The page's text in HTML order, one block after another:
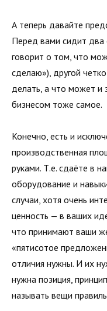
А теперь давайте
Перед вами сидит два
говорит о том, что
сделаю»), другой
делать, а что может и
бизнесом тоже самое.
Конечно, есть и
производственная
руками. Т.е. сдаёте в
оборудование и
случаи, хотя очень
ценность — в ваших
что принимают ваши
«пятисотое
отличия нужны. И их
нужна позиция,
называть вещи